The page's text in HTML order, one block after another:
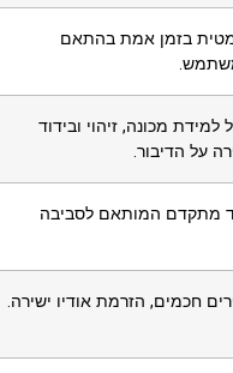
בזמן אמת בהתאם
מכונה, זיהוי ובידוד
על הדיבור.
מתקדם המותאם לסביבה
חכמים, הזרמת אודיו ישירה.